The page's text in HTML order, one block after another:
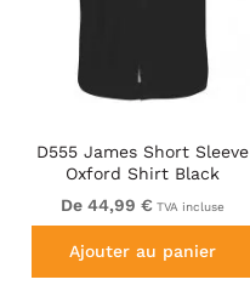
D555 James Short Sleeve
Oxford Shirt Black
De 44,99 € TVA incluse
Ajouter au panier